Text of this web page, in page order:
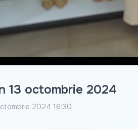
13 octombrie 2024
2024 16:30